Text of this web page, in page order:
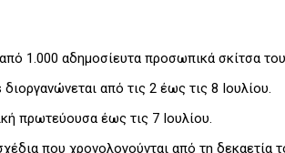
1.000 αδημοσίευτα προσωπικά σκίτσα
από τις 2 έως τις 8 Ιουλίου.
πρωτεύουσα έως τις 7 Ιουλίου.
που χρονολογούνται από τη δεκαετία